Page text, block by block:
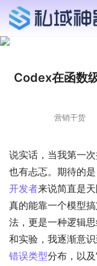
Codex在函数
营销干货
说实话，当我第一
也有忐忑。期待的
开发者来说简直是
真的能靠一个模型
法，更是一种逻辑
和实验，我逐渐意
错误类型分布，以